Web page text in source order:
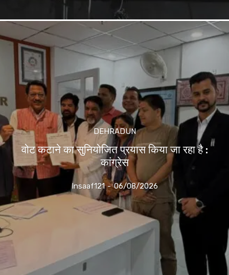
DEHRADUN
वोट कटाने का सुनियोजित प्रयास किया जा रहा है :
कांग्रेस
Insaaf121 - 06/08/2026